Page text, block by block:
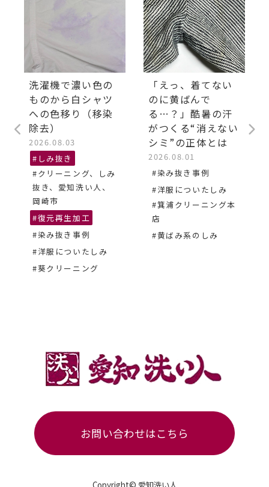
洗濯機で濃い色の
ものから白シャツ
への色移り（移染
除去）
2026.08.03
#しみ抜き
#クリーニング、しみ
抜き、愛知洗い人、
岡崎市
#復元再生加工
#染み抜き事例
#洋服についたしみ
#葵クリーニング
「えっ、着てない
のに黄ばんで
る…？」酷暑の汗
がつくる“消えない
シミ”の正体とは
2026.08.01
#染み抜き事例
#洋服についたしみ
#箕浦クリーニング本
店
#黄ばみ系のしみ
お問い合わせはこちら